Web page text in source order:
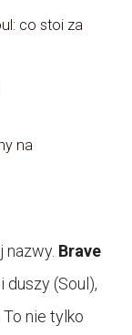
co stoi za
na
nazwy. Brave
duszy (Soul),
nie tylko